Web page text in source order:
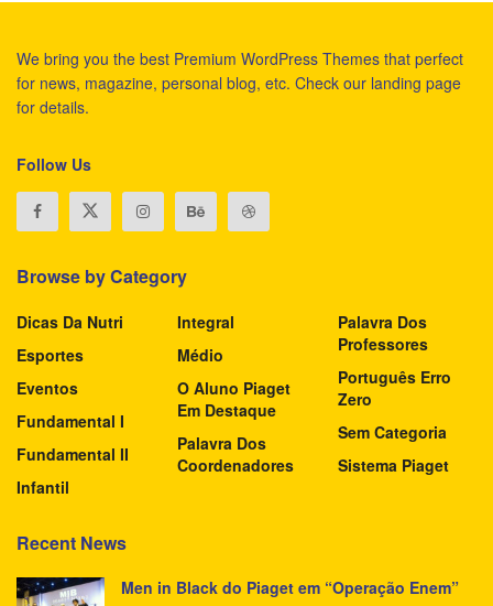
We bring you the best Premium WordPress Themes that perfect
for news, magazine, personal blog, etc. Check our landing page
for details.
Follow Us
Browse by Category
Dicas Da Nutri
Esportes
Eventos
Fundamental I
Fundamental II
Infantil
Integral
Médio
O Aluno Piaget
Em Destaque
Palavra Dos
Coordenadores
Palavra Dos
Professores
Português Erro
Zero
Sem Categoria
Sistema Piaget
Recent News
Men in Black do Piaget em “Operação Enem”